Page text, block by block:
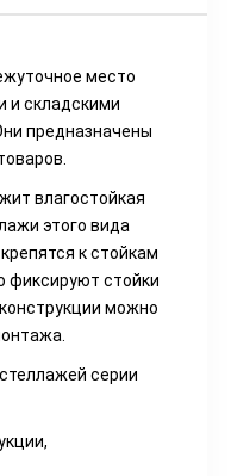
место
и складскими
предназначены
влагостойкая
этого вида
к стойкам
фиксируют стойки
можно
серии